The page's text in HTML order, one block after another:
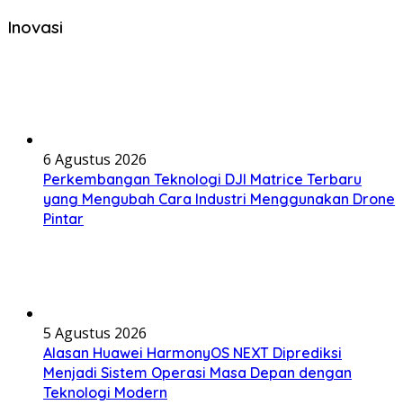
Inovasi
6 Agustus 2026
Perkembangan Teknologi DJI Matrice Terbaru
yang Mengubah Cara Industri Menggunakan Drone
Pintar
5 Agustus 2026
Alasan Huawei HarmonyOS NEXT Diprediksi
Menjadi Sistem Operasi Masa Depan dengan
Teknologi Modern